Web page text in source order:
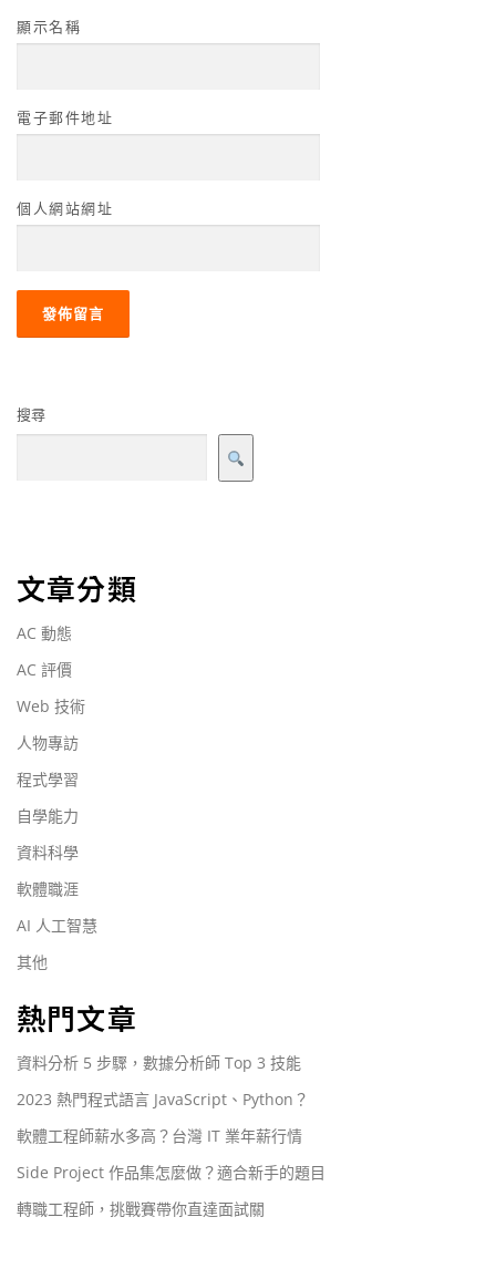
顯示名稱
電子郵件地址
個人網站網址
搜尋
文章分類
AC 動態
AC 評價
Web 技術
人物專訪
程式學習
自學能力
資料科學
軟體職涯
AI 人工智慧
其他
熱門文章
資料分析 5 步驟，數據分析師 Top 3 技能
2023 熱門程式語言 JavaScript、Python？
軟體工程師薪水多高？台灣 IT 業年薪行情
Side Project 作品集怎麼做？適合新手的題目
轉職工程師，挑戰賽帶你直達面試關